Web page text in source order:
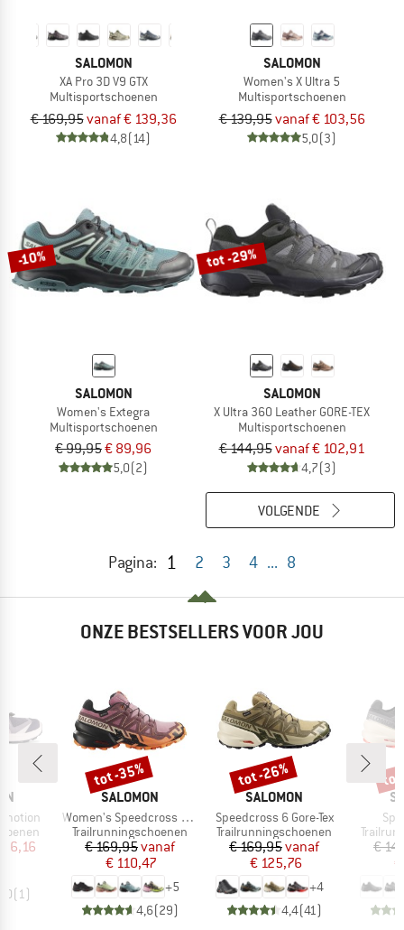
SALOMON
XA Pro 3D V9 GTX
Multisportschoenen
€ 169,95vanaf € 139,36
4,8(14)
SALOMON
Women's X Ultra 5
Multisportschoenen
€ 139,95vanaf € 103,56
5,0(3)
-10%
SALOMON
Women's Extegra
Multisportschoenen
€ 99,95€ 89,96
5,0(2)
tot -29%
SALOMON
X Ultra 360 Leather GORE-TEX
Multisportschoenen
€ 144,95vanaf € 102,91
4,7(3)
Pagina: 1 2 3 4 ... 8
VOLGENDE
ONZE BESTSELLERS VOOR JOU
prijs
(1 )
MERK
SALOMON
Artikel
Women's Speedcross 6 Gore-Tex
Productgroep
Trailrunningschoenen
Prijs
€ 169,95Verlaagde prijs
vanaf
€ 110,47
+5
4,6(29)
Korting
tot -35%
MERK
SALOMON
Artikel
Speedcross 6 Gore-Tex
Productgroep
Trailrunningschoenen
Prijs
€ 169,95Verlaagde prijs
vanaf
€ 125,76
+4
4,4(41 )
Korting
tot -26%
€